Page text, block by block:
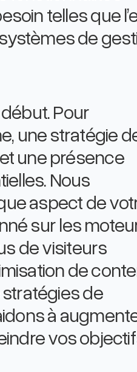
telles que
de
Pour
une stratégie
une présence
Nous
aspect de
sur les
de visiteurs
de
de
à
vos